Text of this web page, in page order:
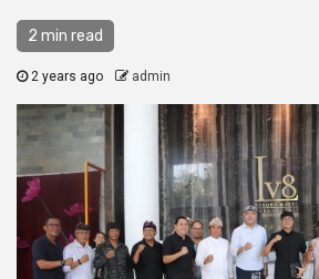
2 min read
2 years ago admin